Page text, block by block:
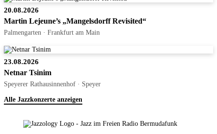
20.08.2026
Martin Lejeune’s „Mangelsdorff Revisited“
Palmengarten · Frankfurt am Main
23.08.2026
Netnar Tsinim
Speyerer Rathausinnenhof · Speyer
Alle Jazzkonzerte anzeigen